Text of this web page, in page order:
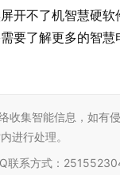
开不了机智慧硬
要了解更多的智
收集智能信息，如有
进行处理。
联系方式：